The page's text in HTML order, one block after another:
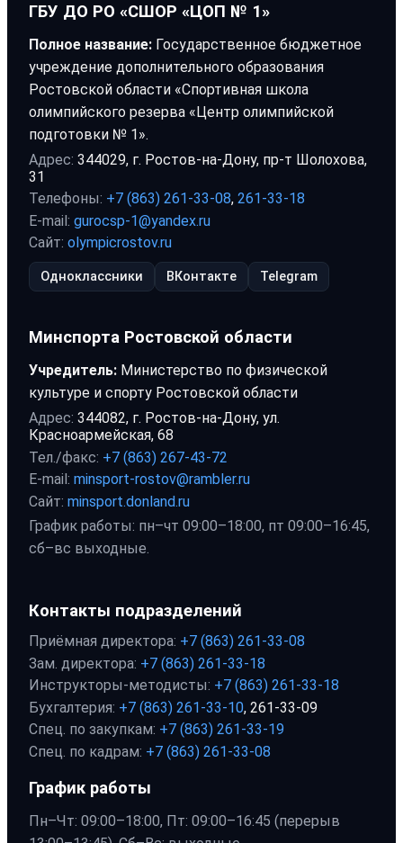
ГБУ ДО РО «СШОР «ЦОП № 1»
Полное название: Государственное бюджетное
учреждение дополнительного образования
Ростовской области «Спортивная школа
олимпийского резерва «Центр олимпийской
подготовки № 1».
Адрес: 344029, г. Ростов-на-Дону, пр-т Шолохова,
31
Телефоны: +7 (863) 261-33-08, 261-33-18
E-mail: gurocsp-1@yandex.ru
Сайт: olympicrostov.ru
Одноклассники ВКонтакте Telegram
Минспорта Ростовской области
Учредитель: Министерство по физической
культуре и спорту Ростовской области
Адрес: 344082, г. Ростов-на-Дону, ул.
Красноармейская, 68
Тел./факс: +7 (863) 267-43-72
E-mail: minsport-rostov@rambler.ru
Сайт: minsport.donland.ru
График работы: пн–чт 09:00–18:00, пт 09:00–16:45,
сб–вс выходные.
Контакты подразделений
Приёмная директора: +7 (863) 261-33-08
Зам. директора: +7 (863) 261-33-18
Инструкторы-методисты: +7 (863) 261-33-18
Бухгалтерия: +7 (863) 261-33-10, 261-33-09
Спец. по закупкам: +7 (863) 261-33-19
Спец. по кадрам: +7 (863) 261-33-08
График работы
Пн–Чт: 09:00–18:00, Пт: 09:00–16:45 (перерыв